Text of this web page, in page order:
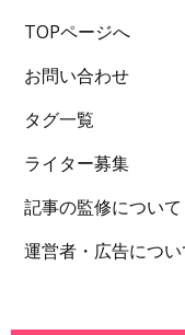
TOPページへ
お問い合わせ
タグ一覧
ライター募集
記事の監修について
運営者・広告につい